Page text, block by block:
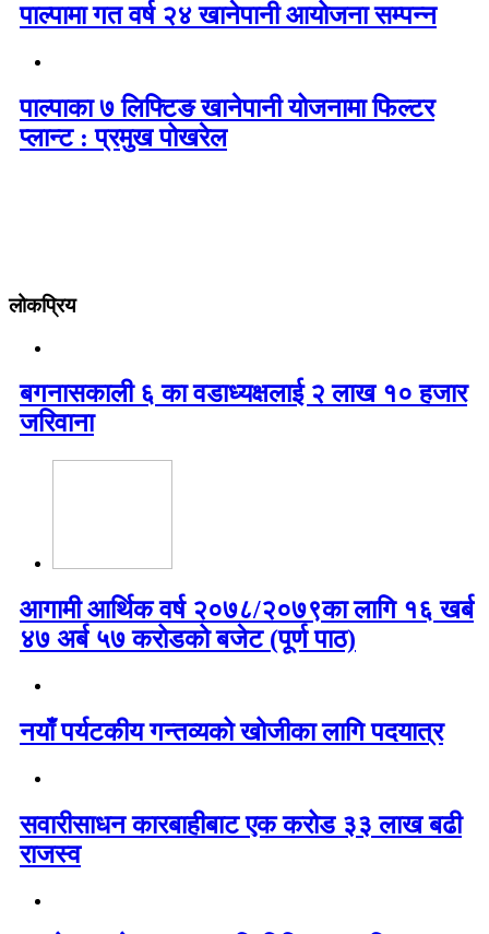
पाल्पामा गत वर्ष २४ खानेपानी आयोजना सम्पन्न
पाल्पाका ७ लिफ्टिङ खानेपानी योजनामा फिल्टर
प्लान्ट : प्रमुख पोखरेल
लोकप्रिय
बगनासकाली ६ का वडाध्यक्षलाई २ लाख १० हजार
जरिवाना
आगामी आर्थिक वर्ष २०७८/२०७९का लागि १६ खर्ब
४७ अर्ब ५७ करोडको बजेट (पूर्ण पाठ)
नयाँ पर्यटकीय गन्तव्यको खोजीका लागि पदयात्र
सवारीसाधन कारबाहीबाट एक करोड ३३ लाख बढी
राजस्व